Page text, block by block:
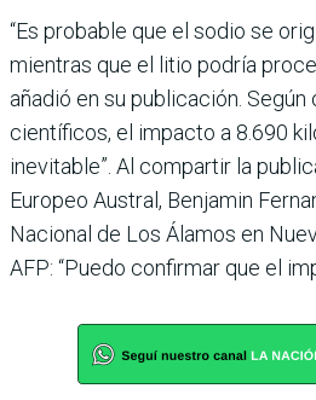
“Es probable que el sodio se
mientras que el litio podría
añadió en su publicación.
científicos, el impacto a 8.690
inevitable”. Al compartir la
Europeo Austral, Benjamin
Nacional de Los Álamos en
AFP: “Puedo confirmar que el